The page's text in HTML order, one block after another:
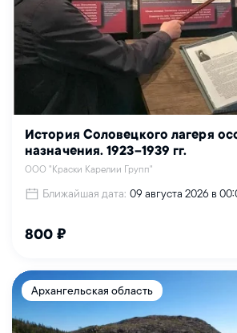
История Соловецкого лагеря
назначения. 1923–1939 гг.
ООО "Краски Карелии Групп"
Ближайшая дата: 09 августа 2026 в
800 ₽
Архангельская область